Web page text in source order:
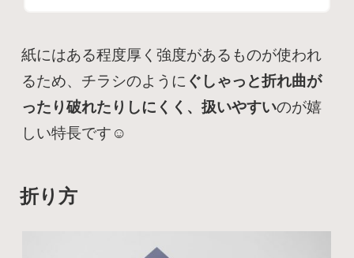
紙にはある程度厚く強度があるものが使われ
るため、チラシのように ぐしゃっと折れ曲が
ったり破れたりしにくく、扱いやすいのが嬉
しい特長です☺️
折り方